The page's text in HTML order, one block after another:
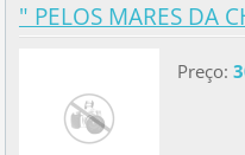
" PELOS MARES DA
Preço: